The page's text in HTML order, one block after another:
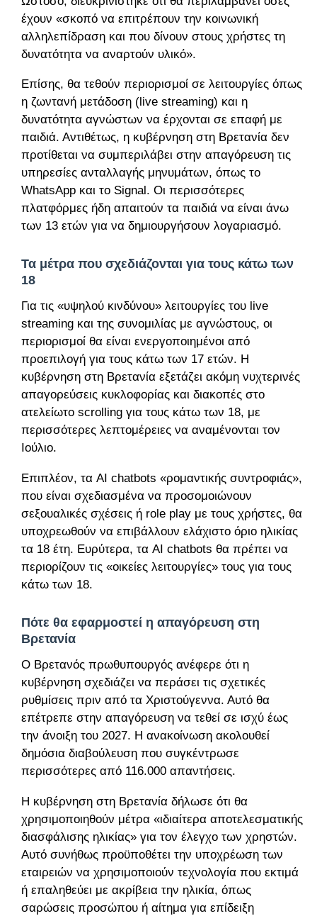
έχουν «σκοπό να επιτρέπουν την κοινωνική
αλληλεπίδραση και που δίνουν στους χρήστες τη
δυνατότητα να αναρτούν υλικό».
Επίσης, θα τεθούν περιορισμοί σε λειτουργίες όπως
η ζωντανή μετάδοση (live streaming) και η
δυνατότητα αγνώστων να έρχονται σε επαφή με
παιδιά. Αντιθέτως, η κυβέρνηση στη Βρετανία δεν
προτίθεται να συμπεριλάβει στην απαγόρευση τις
υπηρεσίες ανταλλαγής μηνυμάτων, όπως το
WhatsApp και το Signal. Οι περισσότερες
πλατφόρμες ήδη απαιτούν τα παιδιά να είναι άνω
των 13 ετών για να δημιουργήσουν λογαριασμό.
Τα μέτρα που σχεδιάζονται για τους κάτω των
18
Για τις «υψηλού κινδύνου» λειτουργίες του live
streaming και της συνομιλίας με αγνώστους, οι
περιορισμοί θα είναι ενεργοποιημένοι από
προεπιλογή για τους κάτω των 17 ετών. Η
κυβέρνηση στη Βρετανία εξετάζει ακόμη νυχτερινές
απαγορεύσεις κυκλοφορίας και διακοπές στο
ατελείωτο scrolling για τους κάτω των 18, με
περισσότερες λεπτομέρειες να αναμένονται τον
Ιούλιο.
Επιπλέον, τα AI chatbots «ρομαντικής συντροφιάς»,
που είναι σχεδιασμένα να προσομοιώνουν
σεξουαλικές σχέσεις ή role play με τους χρήστες, θα
υποχρεωθούν να επιβάλλουν ελάχιστο όριο ηλικίας
τα 18 έτη. Ευρύτερα, τα AI chatbots θα πρέπει να
περιορίζουν τις «οικείες λειτουργίες» τους για τους
κάτω των 18.
Πότε θα εφαρμοστεί η απαγόρευση στη
Βρετανία
Ο Βρετανός πρωθυπουργός ανέφερε ότι η
κυβέρνηση σχεδιάζει να περάσει τις σχετικές
ρυθμίσεις πριν από τα Χριστούγεννα. Αυτό θα
επέτρεπε στην απαγόρευση να τεθεί σε ισχύ έως
την άνοιξη του 2027. Η ανακοίνωση ακολουθεί
δημόσια διαβούλευση που συγκέντρωσε
περισσότερες από 116.000 απαντήσεις.
Η κυβέρνηση στη Βρετανία δήλωσε ότι θα
χρησιμοποιηθούν μέτρα «ιδιαίτερα αποτελεσματικής
διασφάλισης ηλικίας» για τον έλεγχο των χρηστών.
Αυτό συνήθως προϋποθέτει την υποχρέωση των
εταιρειών να χρησιμοποιούν τεχνολογία που εκτιμά
ή επαληθεύει με ακρίβεια την ηλικία, όπως
σαρώσεις προσώπου ή αίτημα για επίδειξη